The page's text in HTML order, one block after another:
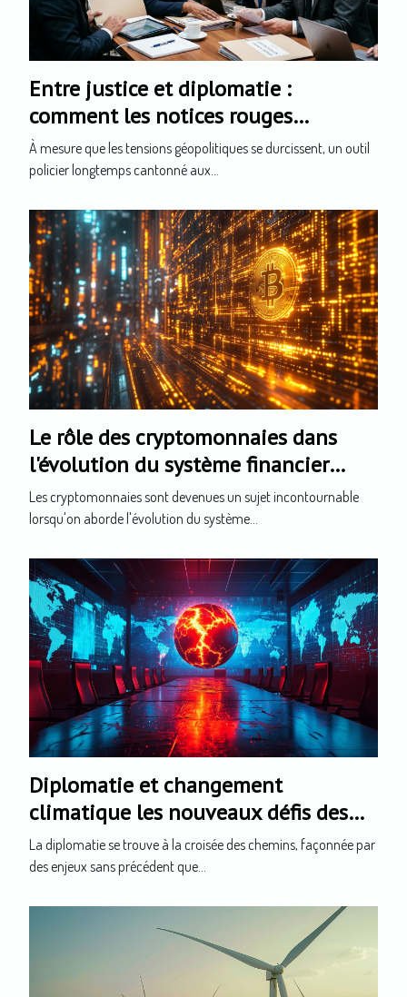
Entre justice et diplomatie :
comment les notices rouges
influencent les affaires sensibles
À mesure que les tensions géopolitiques se durcissent, un outil
policier longtemps cantonné aux...
Le rôle des cryptomonnaies dans
l'évolution du système financier
mondial
Les cryptomonnaies sont devenues un sujet incontournable
lorsqu'on aborde l'évolution du système...
Diplomatie et changement
climatique les nouveaux défis des
relations internationales
La diplomatie se trouve à la croisée des chemins, façonnée par
des enjeux sans précédent que...